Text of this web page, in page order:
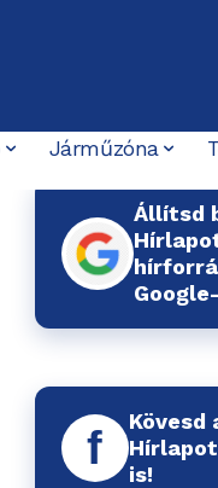
Járműzóna
Állítsd
f
Kövesd
is!